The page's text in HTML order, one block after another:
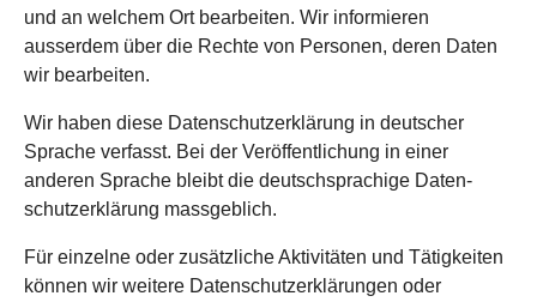
und an welchem Ort bearbeiten. Wir informieren
ausserdem über die Rechte von Personen, deren Daten
wir bearbeiten.
Wir haben diese Daten­schutz­erklärung in deutscher
Sprache verfasst. Bei der Veröffentlichung in einer
anderen Sprache bleibt die deutschsprachige Daten­
schutz­erklärung massgeblich.
Für einzelne oder zusätzliche Aktivitäten und Tätigkeiten
können wir weitere Daten­schutzer­klärungen oder